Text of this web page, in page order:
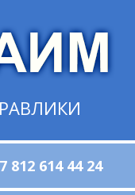
812 614 44 24